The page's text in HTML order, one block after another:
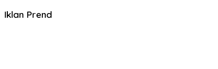
Iklan Prend